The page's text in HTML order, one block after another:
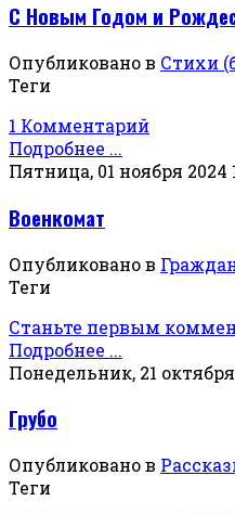
С Новым Годом и
Опубликовано в Стихи
Теги
1 Комментарий
Подробнее ...
Пятница, 01 ноября 2024
Военкомат
Опубликовано в
Теги
Станьте первым
Подробнее ...
Понедельник, 21 октября
Грубо
Опубликовано в
Теги